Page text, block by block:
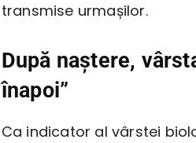
transmise urmașilor.
După naștere,
înapoi”
Ca indicator al vârstei